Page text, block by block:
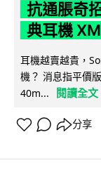
抗通脹奇
典耳機
耳機越賣越貴，
機？ 消息指平價
40m...
閱讀全文
分享